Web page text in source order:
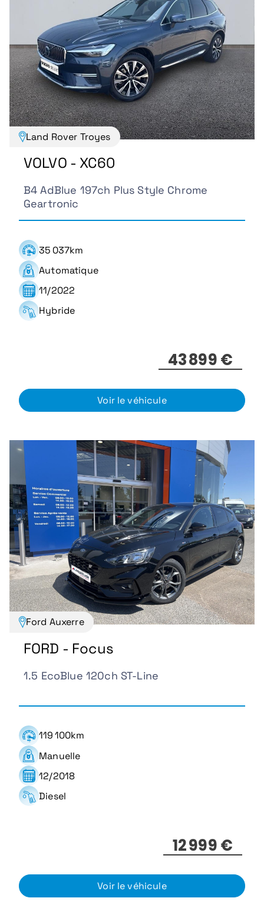
Land Rover Troyes
VOLVO - XC60
B4 AdBlue 197ch Plus Style Chrome
Geartronic
35 037km
Automatique
11/2022
Hybride
43 899 €
Voir le véhicule
Ford Auxerre
FORD - Focus
1.5 EcoBlue 120ch ST-Line
119 100km
Manuelle
12/2018
Diesel
12 999 €
Voir le véhicule